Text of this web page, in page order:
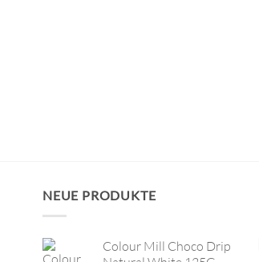
NEUE PRODUKTE
Colour Mill Choco Drip